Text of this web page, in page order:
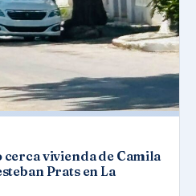
cerca vivienda de Camila
Prats en La